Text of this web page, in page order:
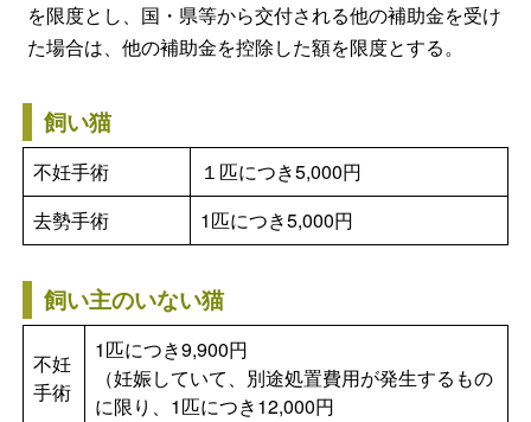
を限度とし、国・県等から交付される他の補助金を受け
た場合は、他の補助金を控除した額を限度とする。
飼い猫
不妊手術
１匹につき5,000円
去勢手術
1匹につき5,000円
飼い主のいない猫
不妊
手術
1匹につき9,900円
（妊娠していて、別途処置費用が発生するもの
に限り、1匹につき12,000円